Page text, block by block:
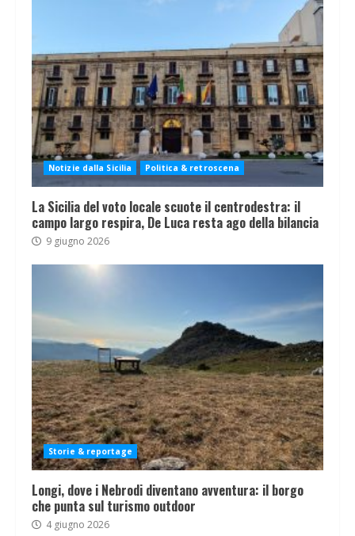
Notizie dalla Sicilia Politica & retroscena
La Sicilia del voto locale scuote il centrodestra: il
campo largo respira, De Luca resta ago della bilancia
9 giugno 2026
Storie & reportage
Longi, dove i Nebrodi diventano avventura: il borgo
che punta sul turismo outdoor
4 giugno 2026